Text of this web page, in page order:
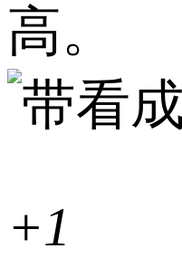
高。
+1